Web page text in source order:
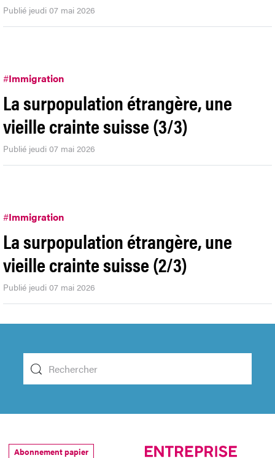
Publié jeudi 07 mai 2026
#Immigration
La surpopulation étrangère, une
vieille crainte suisse (3/3)
Publié jeudi 07 mai 2026
#Immigration
La surpopulation étrangère, une
vieille crainte suisse (2/3)
Publié jeudi 07 mai 2026
Abonnement papier